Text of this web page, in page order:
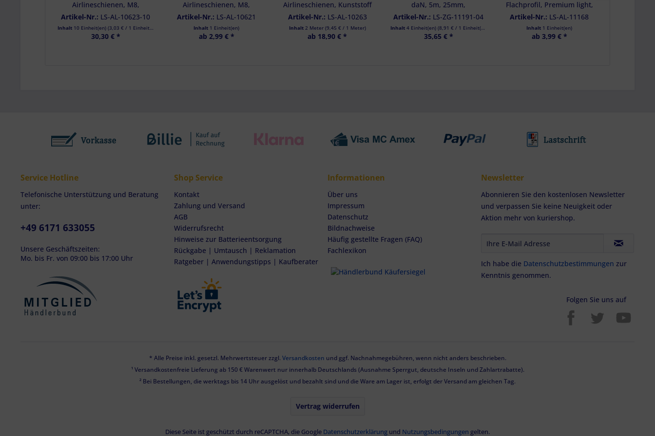
Airlineschienen, M8,
Gewindelänge 30 mm, 10er
Set
Artikel-Nr.: LS-AL-10623-10
Inhalt 10 Einheit(en) (3,03 € / 1 Einheit(en))
30,30 € *
Airlineschienen, M8,
Gewindelänge 15 mm
Artikel-Nr.: LS-AL-10621
Inhalt 1 Einheit(en)
ab 2,99 € *
Airlineschienen, Kunststoff
flexibel, 2 Meter
Artikel-Nr.: LS-AL-10263
Inhalt 2 Meter (9,45 € / 1 Meter)
ab 18,90 € *
daN, 5m, 25mm,
Klemmschloss, Endbeschlag
mit Ring, 4er Set
Artikel-Nr.: LS-ZG-11191-04
Inhalt 4 Einheit(en) (8,91 € / 1 Einheit(en))
35,65 € *
Flachprofil, Premium light,
Farbe schwarz
Artikel-Nr.: LS-AL-11168
Inhalt 1 Einheit(en)
ab 3,99 € *
Service Hotline
Telefonische Unterstützung und Beratung
unter:
+49 6171 633055
Unsere Geschäftszeiten:
Mo. bis Fr. von 09:00 bis 17:00 Uhr
Shop Service
Kontakt
Zahlung und Versand
AGB
Widerrufsrecht
Hinweise zur Batterieentsorgung
Rückgabe | Umtausch | Reklamation
Ratgeber | Anwendungstipps | Kaufberater
Informationen
Über uns
Impressum
Datenschutz
Bildnachweise
Häufig gestellte Fragen (FAQ)
Fachlexikon
Newsletter
Abonnieren Sie den kostenlosen Newsletter
und verpassen Sie keine Neuigkeit oder
Aktion mehr von kuriershop.
Ich habe die Datenschutzbestimmungen zur
Kenntnis genommen.
Folgen Sie uns auf
* Alle Preise inkl. gesetzl. Mehrwertsteuer zzgl. Versandkosten und ggf. Nachnahmegebühren, wenn nicht anders beschrieben.
¹ Versandkostenfreie Lieferung ab 150 € Warenwert nur innerhalb Deutschlands (Ausnahme Sperrgut, deutsche Inseln und Zahlartrabatte).
² Bei Bestellungen, die werktags bis 14 Uhr ausgelöst und bezahlt sind und die Ware am Lager ist, erfolgt der Versand am gleichen Tag.
Vertrag widerrufen
Diese Seite ist geschützt durch reCAPTCHA, die Google Datenschutzerklärung und Nutzungsbedingungen gelten.